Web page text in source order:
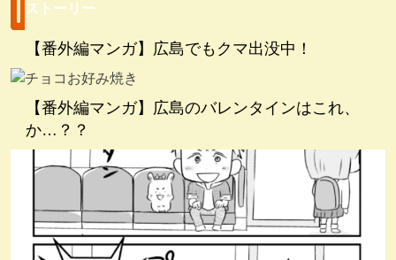
ストーリー
【番外編マンガ】広島でもクマ出没中！
【番外編マンガ】広島のバレンタインはこれ、
か…？？